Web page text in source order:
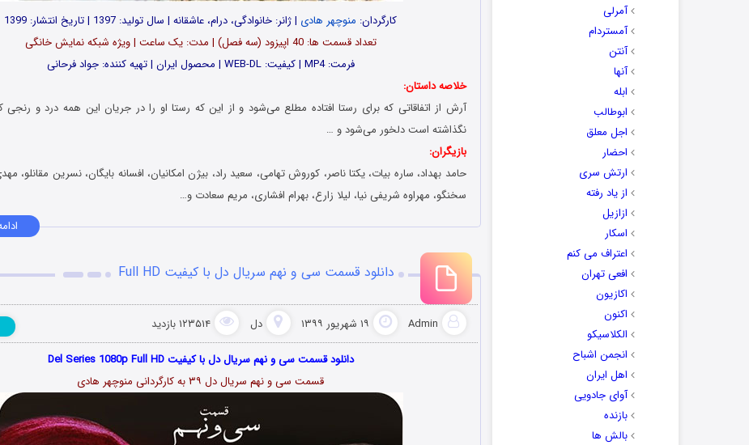
آمرلی
آمستردام
آنتن
آنها
ابله
ابوطالب
اجل معلق
احضار
ارتش سری
از یاد رفته
ازازیل
اسکار
اعتراف می کنم
افعی تهران
اکازیون
اکنون
الکلاسیکو
انجمن اشباح
اهل ایران
آوای جادویی
بازنده
بالش ها
کارگردان: منوچهر هادی | ژانر: خانوادگی، درام، عاشقانه | سال تولید: 1397 | تاریخ انتشار: 1399
تعداد قسمت ها: 40 اپیزود (سه فصل) | مدت: یک ساعت | ویژه شبکه نمایش خانگی
فرمت: MP4 | کیفیت: WEB-DL | محصول ایران | تهیه کننده: جواد فرحانی
خلاصه داستان:
آرش از اتفاقاتی که برای رستا افتاده مطلع می‌شود و از این که رستا او را در جریان این همه درد و
نگذاشته است دلخور می‌شود و …
بازیگران:
حامد بهداد، ساره بیات، یکتا ناصر، کوروش تهامی، سعید راد، بیژن امکانیان، افسانه بایگان، نسرین مقانلو،
سخنگو، مهراوه شریفی نیا، لیلا زارع، بهرام افشاری، مریم سعادت و…
دانلود قسمت سی و نهم سریال دل با کیفیت Full HD
Admin ۱۹ شهریور ۱۳۹۹ دل ۱۲۳۵۱۴ بازدید
دانلود قسمت سی و نهم سریال دل با کیفیت Del Series 1080p Full HD
قسمت سی و نهم سریال دل ۳۹ به کارگردانی منوچهر هادی